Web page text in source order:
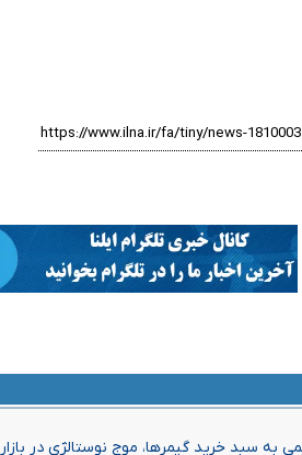
سبد خرید گیمرها، موج نوستالژی در بازار